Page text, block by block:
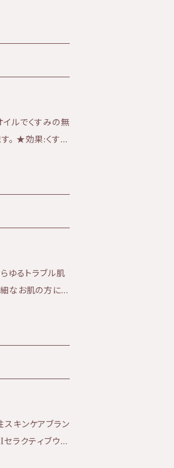
ルでくすみの無
ゆるトラブル肌
なお肌の方にオ
れる安心感があ
ンカ花エキス、ア
ハゴロモグサエ
キンケアブラン